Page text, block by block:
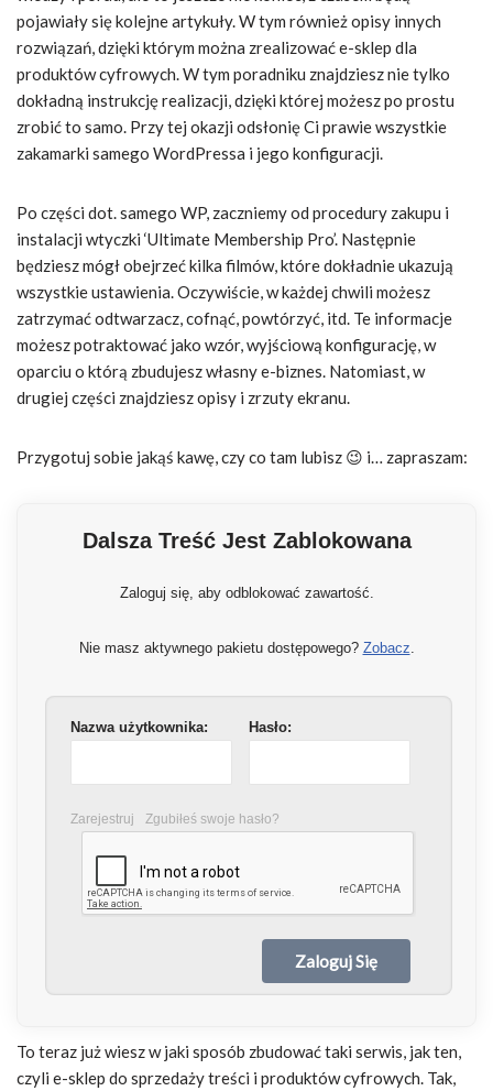
pojawiały się kolejne artykuły. W tym również opisy innych
rozwiązań, dzięki którym można zrealizować e-sklep dla
produktów cyfrowych. W tym poradniku znajdziesz nie tylko
dokładną instrukcję realizacji, dzięki której możesz po prostu
zrobić to samo. Przy tej okazji odsłonię Ci prawie wszystkie
zakamarki samego WordPressa i jego konfiguracji.
Po części dot. samego WP, zaczniemy od procedury zakupu i
instalacji wtyczki ‘Ultimate Membership Pro’. Następnie
będziesz mógł obejrzeć kilka filmów, które dokładnie ukazują
wszystkie ustawienia. Oczywiście, w każdej chwili możesz
zatrzymać odtwarzacz, cofnąć, powtórzyć, itd. Te informacje
możesz potraktować jako wzór, wyjściową konfigurację, w
oparciu o którą zbudujesz własny e-biznes. Natomiast, w
drugiej części znajdziesz opisy i zrzuty ekranu.
Przygotuj sobie jakąś kawę, czy co tam lubisz 😉 i… zapraszam:
Dalsza Treść Jest Zablokowana
Zaloguj się, aby odblokować zawartość.
Nie masz aktywnego pakietu dostępowego? Zobacz.
Nazwa użytkownika: Hasło:
Zarejestruj Zgubiłeś swoje hasło?
To teraz już wiesz w jaki sposób zbudować taki serwis, jak ten,
czyli e-sklep do sprzedaży treści i produktów cyfrowych. Tak,